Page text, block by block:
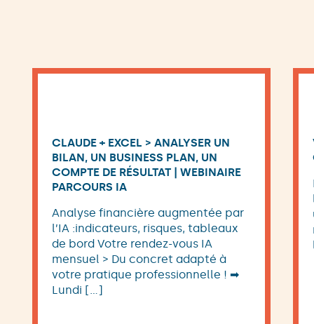
CLAUDE + EXCEL > ANALYSER UN
BILAN, UN BUSINESS PLAN, UN
COMPTE DE RÉSULTAT | WEBINAIRE
PARCOURS IA
Analyse financière augmentée par
l’IA :indicateurs, risques, tableaux
de bord Votre rendez-vous IA
mensuel > Du concret adapté à
votre pratique professionnelle ! ➡
Lundi […]